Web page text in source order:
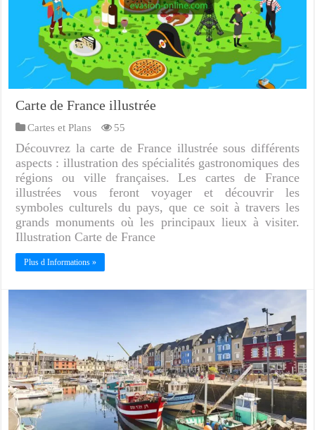
Carte de France illustrée
Cartes et Plans 55
Découvrez la carte de France illustrée sous différents
aspects : illustration des spécialités gastronomiques des
régions ou ville françaises. Les cartes de France
illustrées vous feront voyager et découvrir les
symboles culturels du pays, que ce soit à travers les
grands monuments où les principaux lieux à visiter.
Illustration Carte de France
Plus d Informations »